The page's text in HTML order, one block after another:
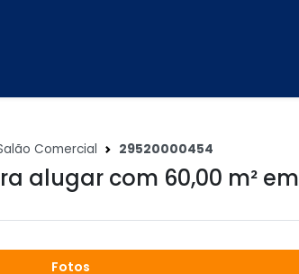
Comercial 29520000454
alugar com 60,00 m² em
Fotos